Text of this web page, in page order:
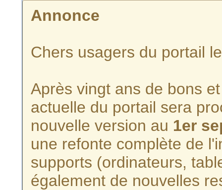
Annonce
Chers usagers du portail
Après vingt ans de bons
actuelle du portail sera
nouvelle version au 1er
une refonte complète de
supports (ordinateurs,
également de nouvelles